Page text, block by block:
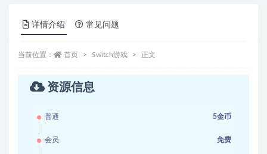
详情介绍 常见问题
当前位置： 首页 Switch游戏 正文
资源信息
普通 5金币
会员 免费